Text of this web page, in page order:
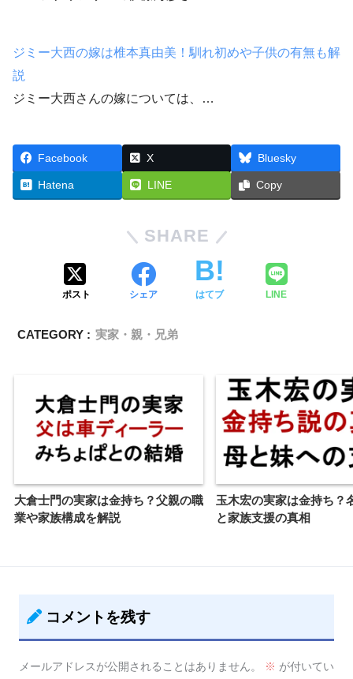
ジミー大西の嫁は椎本真由美！馴れ初めや子供の有無も解
説
ジミー大西さんの嫁については、…
Facebook X Bluesky
Hatena LINE Copy
SHARE
ポスト シェア はてブ LINE
CATEGORY : 実家・親・兄弟
大倉士門の実家は金持ち？父親の職
業や家族構成を解説
玉木宏の実家は金持ち？
と家族支援の真相
コメントを残す
メールアドレスが公開されることはありません。 ※ が付いてい